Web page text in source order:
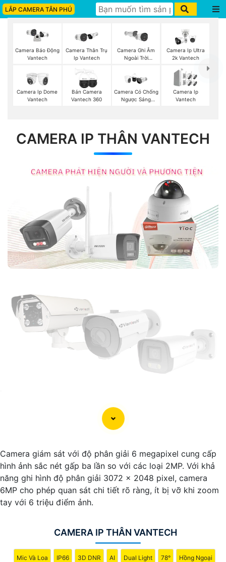
LẮP CAMERA TÂN PHÚ
Camera Báo Động
Vantech
Camera Thân Trụ
Ip Vantech
Camera Ghi Âm
Ngoài Trời
Camera Ip Ultra
2k Vantech
Camera Ip Dome
Vantech
Bán Camera
Vantech 360
Camera Có Chống
Ngược Sáng
Camera Ip
Vantech
CAMERA IP THÂN VANTECH
Camera giám sát với độ phân giải 6 megapixel cung cấp
hình ảnh sắc nét gấp ba lần so với các loại 2MP. Với khả
năng ghi hình độ phân giải 3072 x 2048 pixel, camera
6MP cho phép quan sát chi tiết rõ ràng, ít bị vỡ khi zoom
tay với 6 triệu điểm ảnh.
CAMERA IP THÂN VANTECH
Mic Và Loa IP66 3D DNR AI Dual Light 78° Hồng Ngoại